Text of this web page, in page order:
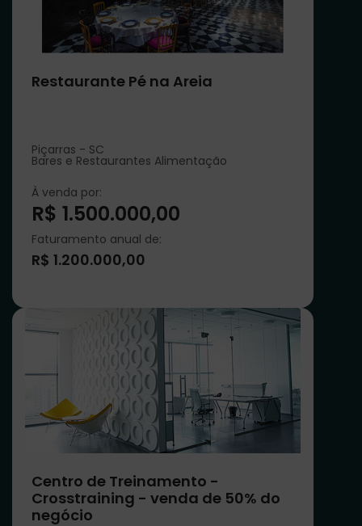
Restaurante Pé na Areia
Piçarras - SC
Bares e Restaurantes Alimentação
À venda por:
R$ 1.500.000,00
Faturamento anual de:
R$ 1.200.000,00
Centro de Treinamento -
Crosstraining - venda de 50% do
negócio